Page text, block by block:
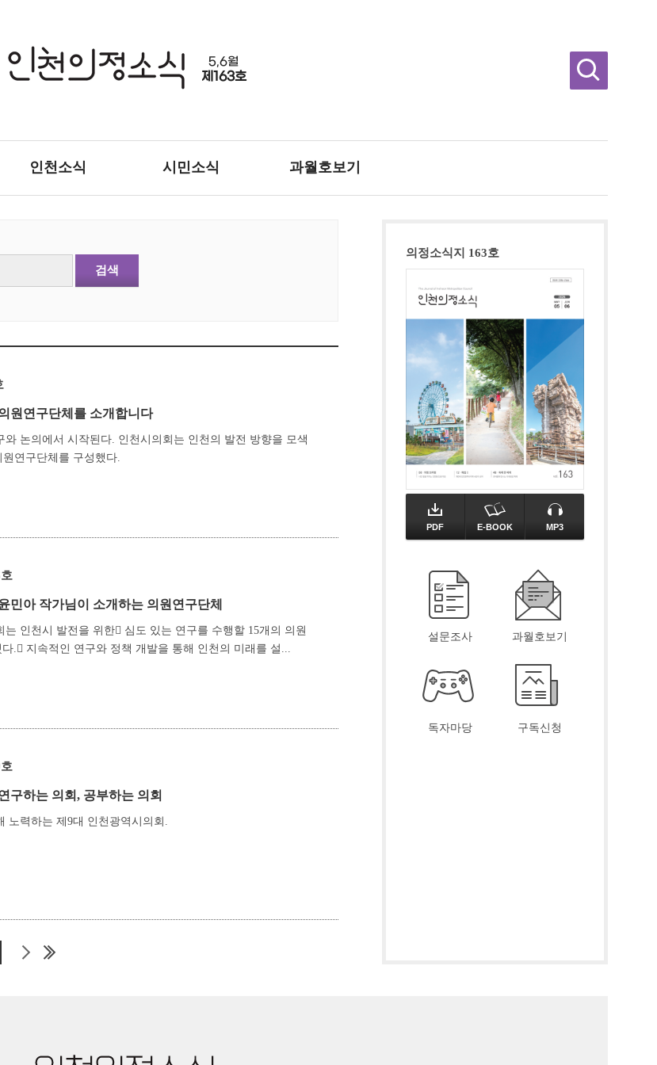
5,6월
제163호
인천소식 시민소식 과월호보기
원연구단체를 소개합니다
와 논의에서 시작된다. 인천시의회는 인천의 발전 방향을 모색
연구단체를 구성했다.
민아 작가님이 소개하는 의원연구단체
는 인천시 발전을 위한￿ 심도 있는 연구를 수행할 15개의 의원
.￿ 지속적인 연구와 정책 개발을 통해 인천의 미래를 설...
구하는 의회, 공부하는 의회
노력하는 제9대 인천광역시의회.
의정소식지 163호
PDF E-BOOK MP3
설문조사 과월호보기
독자마당 구독신청